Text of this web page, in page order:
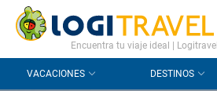
CONTACTO PREGUNTAS FRECUENTES
Encuentra tu viaje ideal | Logitravel
VACACIONES DESTINOS